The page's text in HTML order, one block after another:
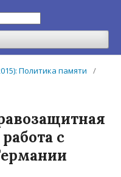
Политика памяти
/
с